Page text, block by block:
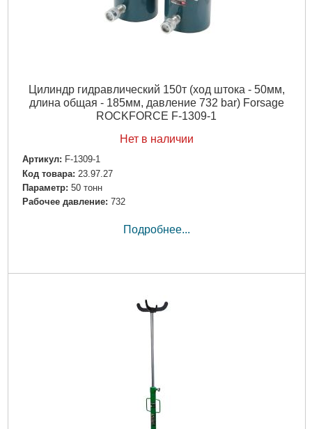
Цилиндр гидравлический 150т (ход штока - 50мм,
длина общая - 185мм, давление 732 bar) Forsage
ROCKFORCE F-1309-1
Нет в наличии
Артикул: F-1309-1
Код товара: 23.97.27
Параметр: 50 тонн
Рабочее давление: 732
Подробнее...